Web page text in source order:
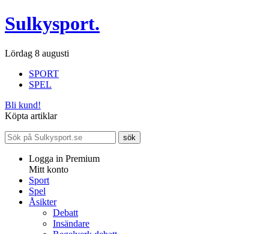
Sulkysport.
Lördag 8 augusti
SPORT
SPEL
Bli kund!
Köpta artiklar
Logga in Premium
Mitt konto
Sport
Spel
Åsikter
Debatt
Insändare